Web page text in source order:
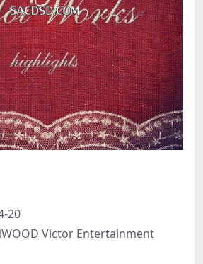
20
Victor Entertainment